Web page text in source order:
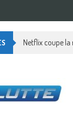
Netflix coupe la